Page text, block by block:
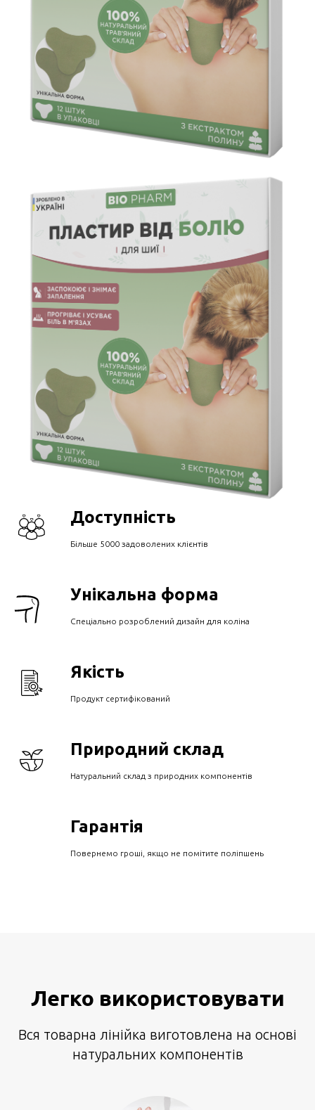
Доступність
Більше 5000 задоволених клієнтів
Унікальна форма
Спеціально розроблений дизайн для коліна
Якість
Продукт сертифікований
Природний склад
Натуральний склад з природних компонентів
Гарантія
Повернемо гроші, якщо не помітите поліпшень
Легко використовувати
Вся товарна лінійка виготовлена на основі
натуральних компонентів